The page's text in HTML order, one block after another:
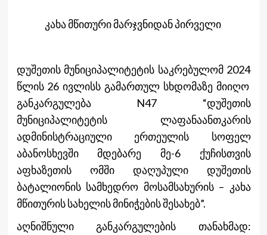
კახა მწითური მარჯვნიდან პირველი
დუშეთის მუნიციპალიტეტის საკრებულომ 2024
წლის 26 ივლისს გამართულ სხდომაზე მიიღო
განკარგულება N47 “დუშეთის
მუნიციპალიტეტის ლაფანაანთკარის
ადმინისტრაციული ერთეულის სოფელ
აბანოსხევში მდებარე მე-6 ქუჩისთვის
აფხაზეთის ომში დაღუპული დუშეთის
ბატალიონის სამხედრო მოსამსახურის – კახა
მწითურის სახელის მინიჭების შესახებ”.
აღნიშნული განკარგულების თანახმად: